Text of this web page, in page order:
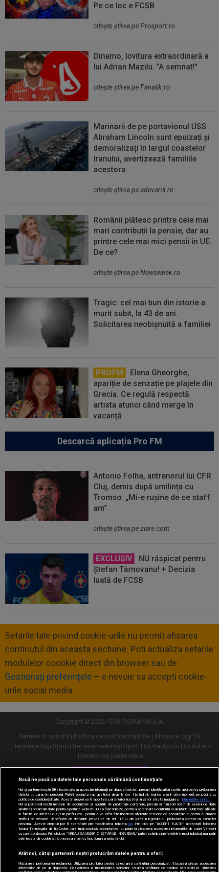
Pe ce loc e FCSB
citeşte ştirea pe Prosport.ro
Dinamo, lovitura extraordinară a
lui Adrian Mazilu. ”A semnat!"
citeşte ştirea pe Fanatik.ro
Marinarii de pe portavionul USS
Abraham Lincoln sunt epuizați și
demoralizați în largul coastelor
Iranului, avertizează familiile
acestora
citeşte ştirea pe adevarul.ro
Românii plătesc printre cele mai
mari contribuții la pensie, dar au
printre cele mai mici pensii în UE.
De ce?
citeşte ştirea pe Newsweek.ro
Tragic: cel mai bun din istorie a
murit subit, la 43 de ani.
Solicitarea neobișnuită a familiei
PROFM
Elena Gheorghe,
apariție de senzație pe plajele din
Grecia. Ce regulă respectă
artista atunci când merge în
vacanță
Descarcă aplicația Pro FM
Antonio Folha, antrenorul lui CFR
Cluj, demis după umilința cu
Tromso: „Mi-e rușine de ce staff
am”
citeşte ştirea pe ziare.com
EXCLUSIV
NU răspicat pentru
Ștefan Târnovanu! + Decizia
luată de FCSB
Setarile tale privind cookie-urile nu permit afisarea
continutul din aceasta sectiune. Poti actualiza setarile
modulelor coookie direct din browser sau de
Gestionați preferințele – e nevoie sa accepti cookie-
urile social media
Copyright © 2026 / DIGI ROMANIA S.A.
Termeni si conditii
Politica de confidentialitate
Abonare Digi TV
Frecvente Digi Sport
Retransmisie Digi Sport Contact/Info
Codul etic
Gestionați preferințele
Versiune desktop
Nouă ne pasă ca datele tale personale să rămână confidențiale
Noi și partenerii noștri30stocăm și/sau accesăm informații pe dispozitivul dvs., precum identificatorii cookie unici pentru prelucrarea
datelor cu caracter personal. Puteți accepta sau gestiona alegerile dvs. făcând clic mai jos sau în orice moment, pe pagina cu
politica de confidențialitate. Aceste alegeri vor fi raportate partenerilor noștri și nu vă vor afecta navigarea.
Mai multe detalii
Noi si partenerii nostri (retelele de socializare si agentiile de publicitate partenere, precum si furnizorii nostri de servicii de date
analitice) prelucram date pentru a permite website-ului sa functioneze, pentru a personaliza continutul si anunturile publicitare afisate
in functie de interesele si/sau profilul dvs., pentru a va oferi functionalitati aferente retelelor de socializare si pentru a analiza
traficul pe website. Beneficiati de drepturile prevazute de art. 15-22 din GDPR in legatura cu prelucrarea datelor cu caracter
personal. Aceste drepturi pot fi exercitate prin modalitatea indicata aici. Prin click pe “ACCEPT TOATE”, acceptati folosirea
tuturor Tehnologiilor de tip Cookie, care implica inclusiv acceptul dvs. cu privire la stocarea/accesarea informatiilor de catre Vendor-ii
cu care colaboram. Prin click pe “VREAU SA MODIFIC SETARILE INDIVIDUAL” puteti schimba preferintele in mod individual, mai putin
cele legate de cookie strict necesare pentru functionarea website-ului.
Atât noi, cât și partenerii noștri prelucrăm datele pentru a oferi:
Măsurarea performanței reclamelor. Utilizarea profilurilor pentru selectarea conținutului personalizat. Stocarea și/sau accesarea
informațiilor de pe un dispozitiv. Dezvoltarea și îmbunătățirea serviciilor. Crearea profilurilor de conținut personalizat. Utilizarea